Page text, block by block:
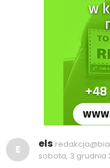
E els
sobota, 3 grudnia